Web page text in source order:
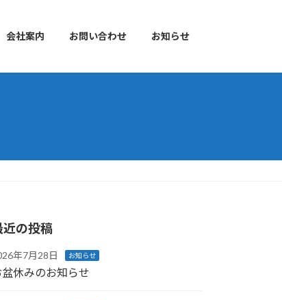
会社案内 お問い合わせ お知らせ
近の投稿
年7月28日 お知らせ
盆休みのお知らせ